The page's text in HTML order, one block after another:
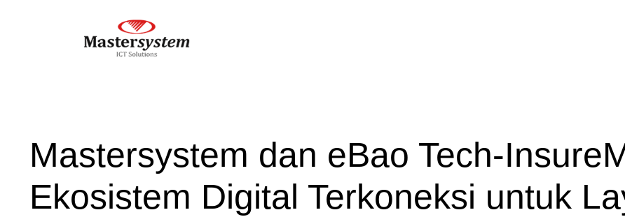
Mastersystem dan eBao Tech-
Ekosistem Digital Terkoneksi untuk